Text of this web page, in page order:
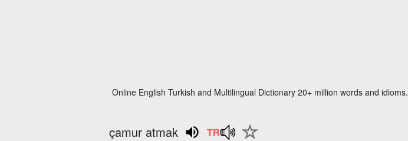
Online English Turkish and Multilingual Dictionary 20+ million words and idioms.
çamur atmak